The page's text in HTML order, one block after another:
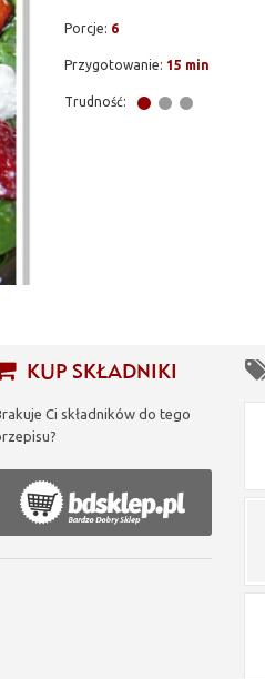
Porcje: 6
Przygotowanie: 15 min
Trudność:
KUP SKŁADNIKI
Ci składników do tego